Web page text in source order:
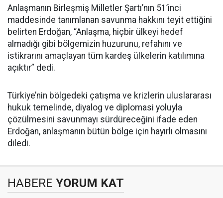
Anlaşmanın Birleşmiş Milletler Şartı’nın 51’inci
maddesinde tanımlanan savunma hakkını teyit ettiğini
belirten Erdoğan, “Anlaşma, hiçbir ülkeyi hedef
almadığı gibi bölgemizin huzurunu, refahını ve
istikrarını amaçlayan tüm kardeş ülkelerin katılımına
açıktır” dedi.
Türkiye’nin bölgedeki çatışma ve krizlerin uluslararası
hukuk temelinde, diyalog ve diplomasi yoluyla
çözülmesini savunmayı sürdüreceğini ifade eden
Erdoğan, anlaşmanın bütün bölge için hayırlı olmasını
diledi.
HABERE YORUM KAT